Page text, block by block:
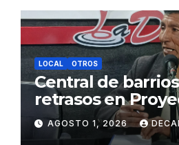
LOCAL OTROS
Central de
retrasos en
de Agua y
Juliaca
AGOSTO 1, 2026